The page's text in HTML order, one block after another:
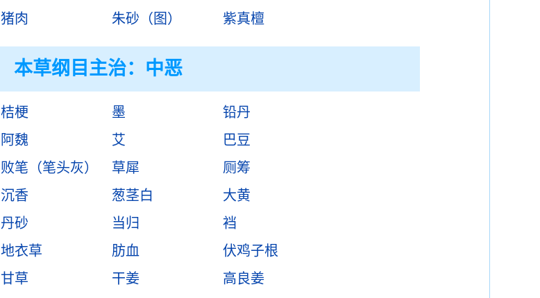
猪肉 朱砂（图） 紫真檀
本草纲目主治：中恶
桔梗 墨
铅丹
阿魏 艾
巴豆
败笔（笔头灰） 草犀
厕筹
沉香 葱茎白
大黄
丹砂 当归
裆
地衣草 肪血
伏鸡子根
甘草 干姜
高良姜